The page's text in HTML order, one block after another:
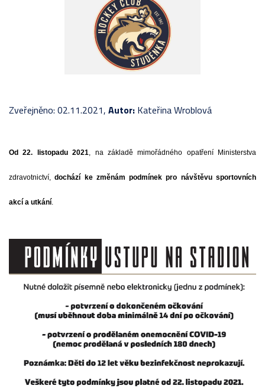
Zveřejněno: 02.11.2021, Autor: Kateřina Wroblová
Od 22. listopadu 2021, na základě mimořádného opatření Ministerstva
zdravotnictví,dochází ke změnám podmínek pro návštěvu sportovních
akcí a utkání.